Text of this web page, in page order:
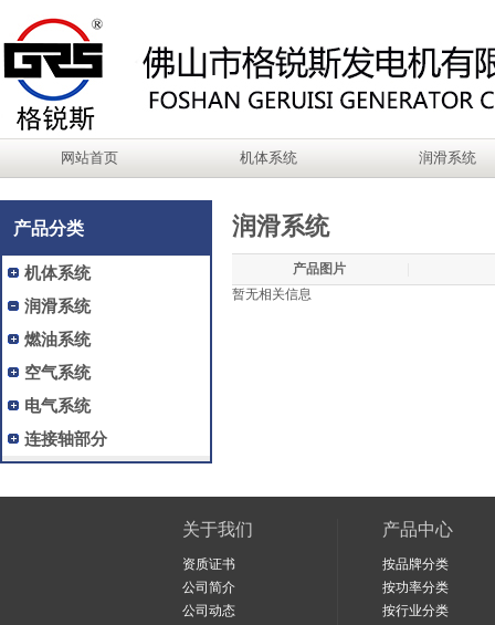
网站首页 机体系统 润滑系统
产品分类
机体系统
润滑系统
燃油系统
空气系统
电气系统
连接轴部分
润滑系统
产品图片
暂无相关信息
关于我们
资质证书
公司简介
公司动态
产品中心
按品牌分类
按功率分类
按行业分类